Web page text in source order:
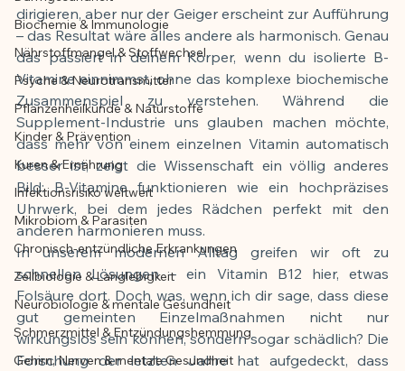
Der Artikel wurde mit Unterstützung von
KI erstellt und redaktionell geprüft vom
angegebenen Autor
Biochemie & Immunologie
Nährstoffmangel & Stoffwechsel
Psyche & Neurotransmitter
Pflanzenheilkunde & Naturstoffe
Kinder & Prävention
Kuren & Ernährung
Infektionsrisiko weltweit
Mikrobiom & Parasiten
Chronisch-entzündliche Erkrankungen
Zellbiologie & Langlebigkeit
Neurobiologie & mentale Gesundheit
Schmerzmittel & Entzündungshemmung
Gehirn, Nerven & mentale Gesundheit
dirigieren, aber nur der Geiger erscheint zur Aufführung
– das Resultat wäre alles andere als harmonisch. Genau
das passiert in deinem Körper, wenn du isolierte B-
Vitamine einnimmst, ohne das komplexe biochemische
Zusammenspiel zu verstehen. Während die
Supplement-Industrie uns glauben machen möchte,
dass mehr von einem einzelnen Vitamin automatisch
besser ist, zeigt die Wissenschaft ein völlig anderes
Bild: B-Vitamine funktionieren wie ein hochpräzises
Uhrwerk, bei dem jedes Rädchen perfekt mit den
anderen harmonieren muss.
In unserem modernen Alltag greifen wir oft zu
schnellen Lösungen – ein Vitamin B12 hier, etwas
Folsäure dort. Doch was, wenn ich dir sage, dass diese
gut gemeinten Einzelmaßnahmen nicht nur
wirkungslos sein können, sondern sogar schädlich? Die
Forschung der letzten Jahre hat aufgedeckt, dass